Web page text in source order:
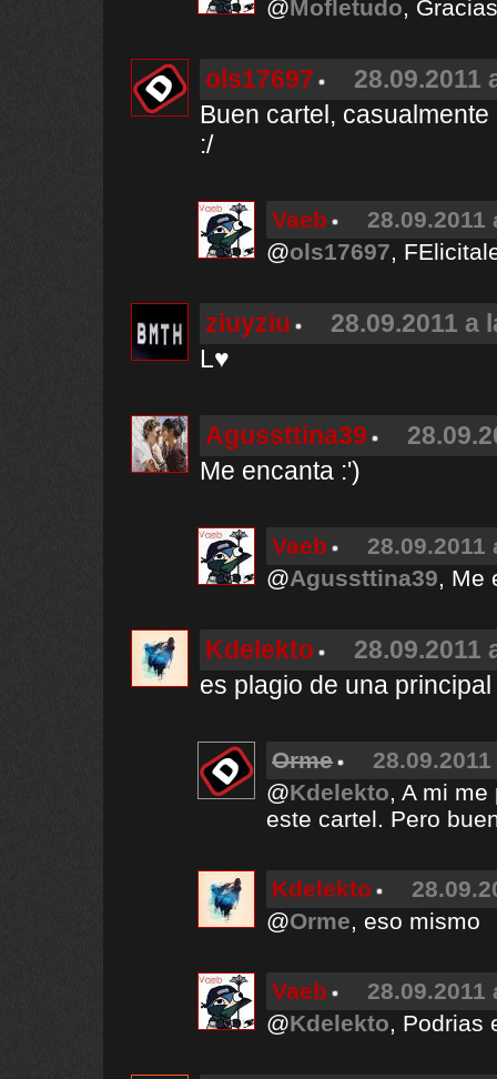
@ Mofletudo,
ols17697
28.09.2011
Buen cartel,
:/
Vaeb
28.09.2011
@ols17697,
ziuyziu
28.09.2011 a
L♥
Agussttina39
Me encanta :')
Vaeb
28.09.2011
@Agussttina39, Me
Kdelekto
28.09.2011
es plagio de una
Orme
@Kdelekto, A mi
este cartel. Pero
Kdelekto
@Orme, eso mismo
Vaeb
28.09.2011
@Kdelekto, Podrias